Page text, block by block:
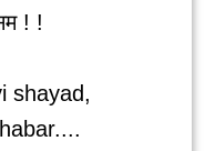
! !
shayad,